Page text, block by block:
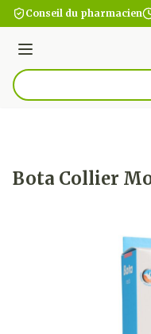
Aller au contenu
Conseil du pharmacien
Menu
Rechercher
Bota Collier